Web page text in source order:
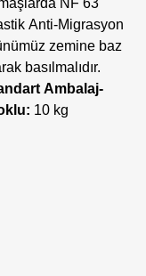
NF 63
Anti-Migrasyon
zemine baz
basılmalıdır.
Ambalaj-
10 kg